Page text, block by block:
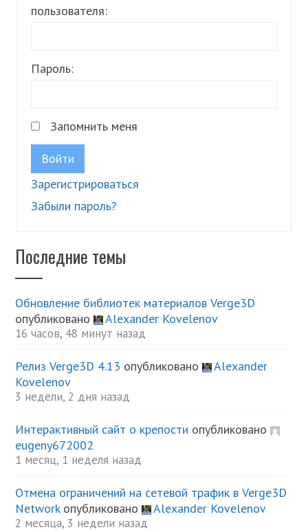
пользователя:
Пароль:
Запомнить меня
Войти
Зарегистрироваться
Забыли пароль?
Последние темы
Обновление библиотек материалов Verge3D
опубликовано
Alexander Kovelenov
16 часов, 48 минут назад
Релиз Verge3D 4.13 опубликовано
Alexander
Kovelenov
3 недели, 2 дня назад
Интерактивный сайт о крепости опубликовано
eugeny672002
1 месяц, 1 неделя назад
Отмена ограничений на сетевой трафик в Verge3D
Networkопубликовано Alexander Kovelenov
2 месяца, 3 недели назад